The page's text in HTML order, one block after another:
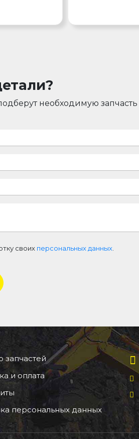
необходимую запчасть
своих персональных данных.
запчастей
и оплата
персональных данных